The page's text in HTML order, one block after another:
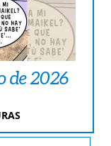
de 2026